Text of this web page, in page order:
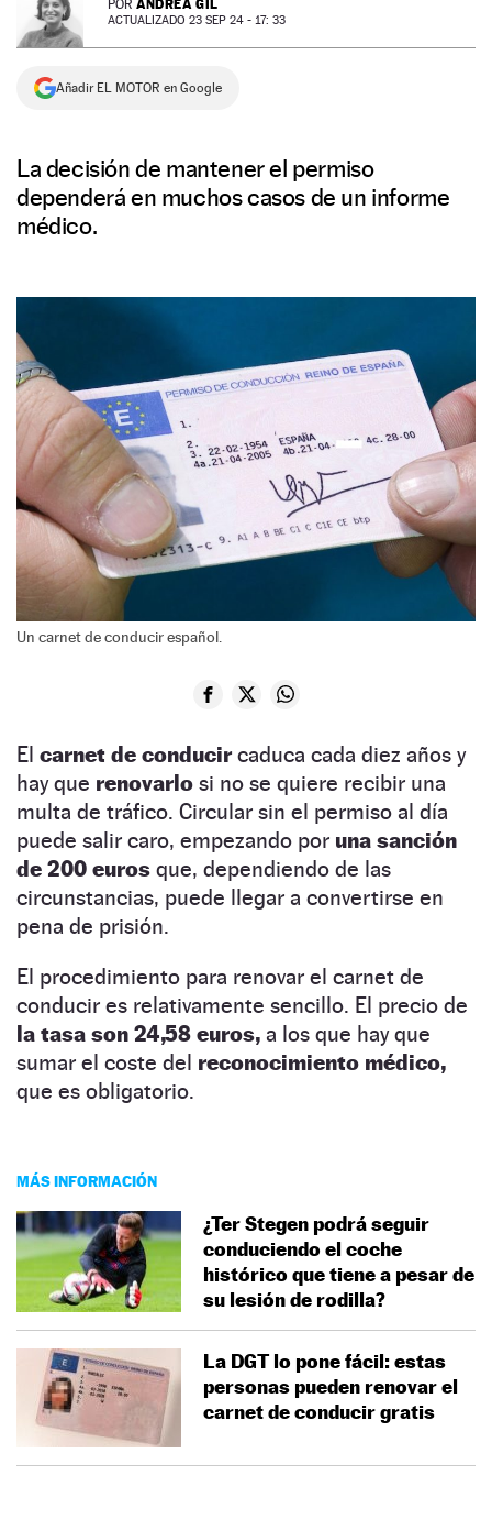
NEWSLETTER
SÍGUENOS
POR ANDREA GIL
ACTUALIZADO 23 SEP 24 - 17: 33
Añadir EL MOTOR en Google
La decisión de mantener el permiso
dependerá en muchos casos de un informe
médico.
Un carnet de conducir español.
El carnet de conducircaduca cada diez años y
hay que renovarlo si no se quiere recibir una
multa de tráfico. Circular sin el permiso al día
puede salir caro, empezando por una sanción
de 200 euros que, dependiendo de las
circunstancias, puede llegar a convertirse en
pena de prisión.
El procedimiento para renovar el carnet de
conducir es relativamente sencillo. El precio de
la tasa son 24,58 euros, a los que hay que
sumar el coste del reconocimiento médico,
que es obligatorio.
MÁS INFORMACIÓN
¿Ter Stegen podrá seguir
conduciendo el coche
histórico que tiene a pesar de
su lesión de rodilla?
La DGT lo pone fácil: estas
personas pueden renovar el
carnet de conducir gratis